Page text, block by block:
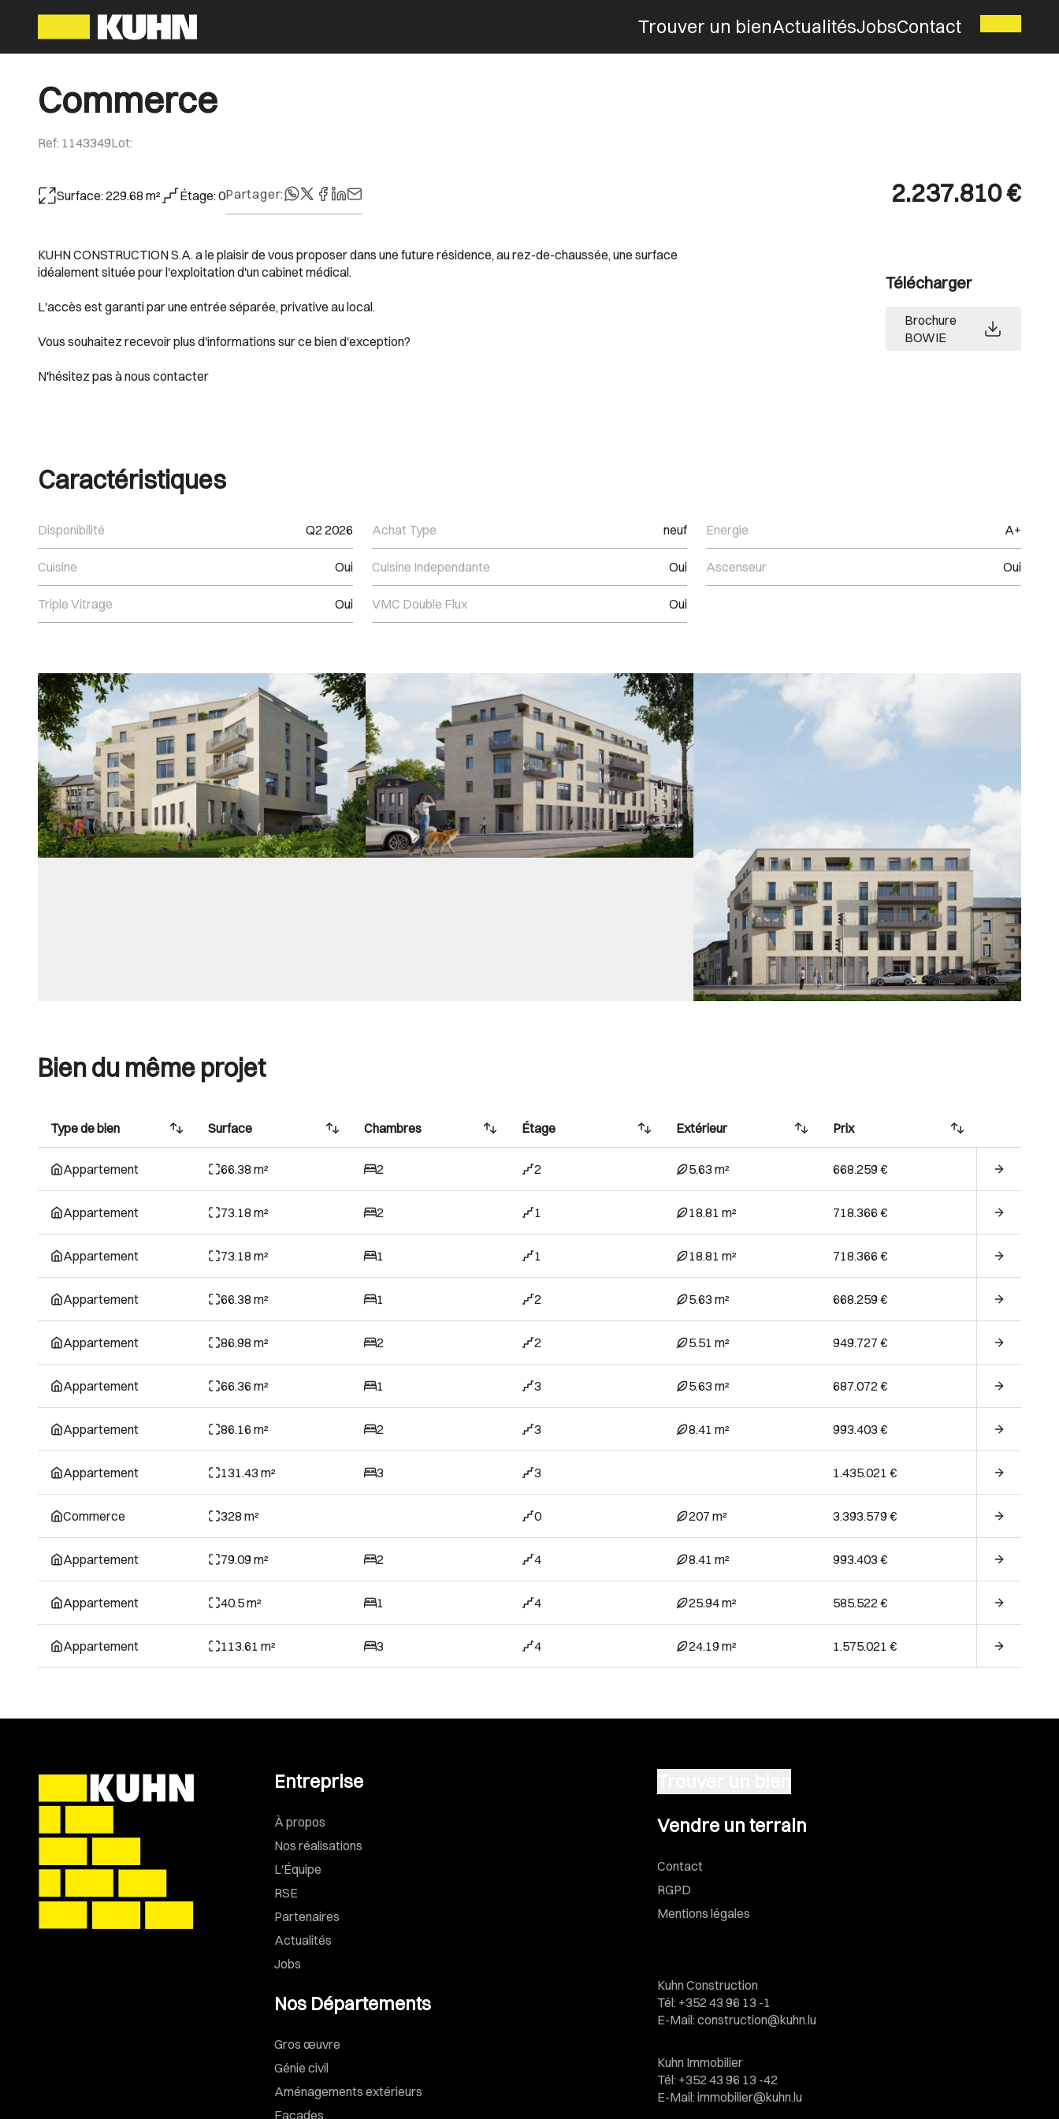
Commerce
Ref: 1143349Lot:
Surface:229.68 m² Étage:0Partager:
KUHN CONSTRUCTION S.A. a le plaisir de vous proposer dans une future résidence, au rez-de-chaussée, une surface
idéalement située pour l'exploitation d'un cabinet médical.
L'accès est garanti par une entrée séparée, privative au local.
Vous souhaitez recevoir plus d'informations sur ce bien d'exception?
N'hésitez pas à nous contacter
2.237.810 €
Télécharger
Brochure
BOWIE
Caractéristiques
Disponibilité Q2 2026 Achat Type neuf Energie A+
Cuisine Oui Cuisine Independante Oui Ascenseur Oui
Triple Vitrage Oui VMC Double Flux Oui
Images Gallery
Bien du même projet
Type de bien Surface Chambres Étage Extérieur Prix
Appartement 66.38 m² 2 2 5.63 m² 668.259 €
Appartement 73.18 m² 2 1 18.81 m² 718.366 €
Appartement 73.18 m² 1 1 18.81 m² 718.366 €
Appartement 66.38 m² 1 2 5.63 m² 668.259 €
Appartement 86.98 m² 2 2 5.51 m² 949.727 €
Appartement 66.36 m² 1 3 5.63 m² 687.072 €
Appartement 86.16 m² 2 3 8.41 m² 993.403 €
Appartement 131.43 m² 3 3 1.435.021 €
Commerce 328 m² 0 207 m² 3.393.579 €
Appartement 79.09 m² 2 4 8.41 m² 993.403 €
Appartement 40.5 m² 1 4 25.94 m² 585.522 €
Appartement 113.61 m² 3 4 24.19 m² 1.575.021 €
Trouver un bienActualitésJobsContact
Menu
Entreprise
À propos
Nos réalisations
L'Équipe
RSE
Partenaires
Actualités
Jobs
Nos Départements
Gros œuvre
Génie civil
Aménagements extérieurs
Façades
Vendre un terrain
Contact
RGPD
Mentions légales
Kuhn Construction
Tél: +352 43 96 13 -1
E-Mail: construction@kuhn.lu
Kuhn Immobilier
Tél: +352 43 96 13 -42
E-Mail: immobilier@kuhn.lu